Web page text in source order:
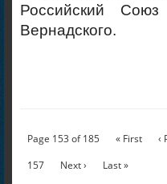
Российский
Вернадского.
Page 153 of 185 « First ‹
157
Next › Last »